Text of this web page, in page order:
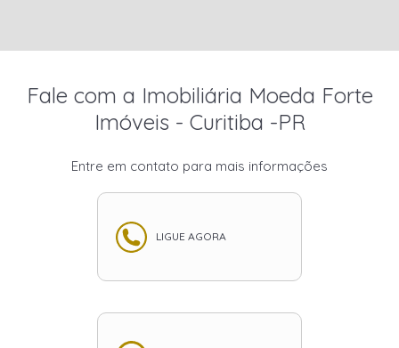
Fale com a Imobiliária Moeda Forte
Imóveis - Curitiba -PR
Entre em contato para mais informações
LIGUE AGORA